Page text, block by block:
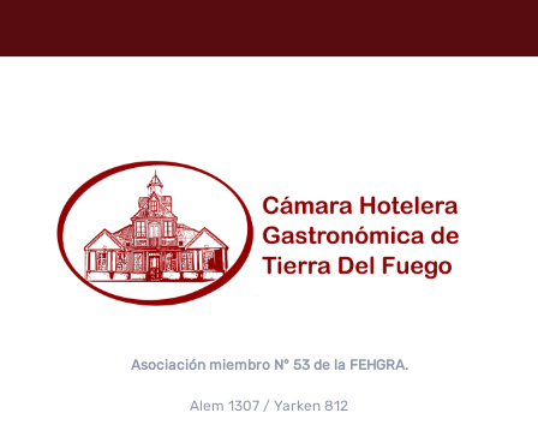
Asociación miembro N° 53 de la FEHGRA.
Alem 1307 / Yarken 812